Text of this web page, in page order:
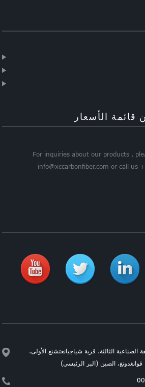
قائمة الأسعار
For inquiries about our products ,
info@xccarbonfiber.com or call us
الصناعية الثالثة، قرية شياجيانغتشنغ الأولى،
قوانغدونغ، الصين (البر الرئيسي)